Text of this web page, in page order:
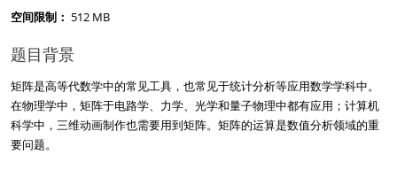
空间限制： 512 MB
题目背景
矩阵是高等代数学中的常见工具，也常见于统计分析等应用数学学科中。
在物理学中，矩阵于电路学、力学、光学和量子物理中都有应用；计算机
科学中，三维动画制作也需要用到矩阵。矩阵的运算是数值分析领域的重
要问题。